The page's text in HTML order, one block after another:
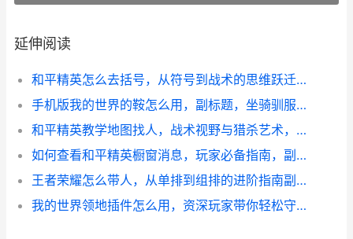
延伸阅读
和平精英怎么去括号，从符号到战术的思维跃迁，副标题，一个资深玩家的实战思考
手机版我的世界的鞍怎么用，副标题，坐骑驯服与运输全指南
和平精英教学地图找人，战术视野与猎杀艺术，副标题从新手到猎手的进阶之路
如何查看和平精英橱窗消息，玩家必备指南，副标题，掌握动态提升游戏体验
王者荣耀怎么带人，从单排到组排的进阶指南副标题，成为团队核心的实战心得
我的世界领地插件怎么用，资深玩家带你轻松守护家园